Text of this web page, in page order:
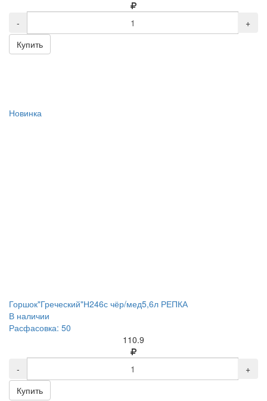
-
+
Купить
Новинка
Горшок"Греческий"Н246с чёр/мед5,6л РЕПКА
В наличии
Расфасовка: 50
110.9
-
+
Купить